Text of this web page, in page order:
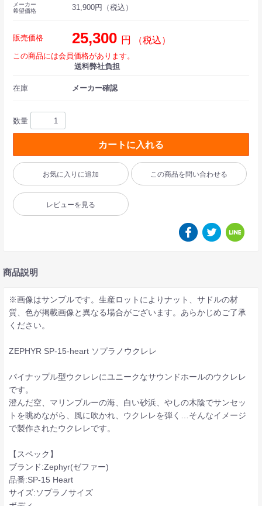
メーカー
希望価格
31,900円（税込）
販売価格 25,300 円 （税込）
この商品には会員価格があります。
送料弊社負担
在庫 メーカー確認
数量
カートに入れる
お気に入りに追加 この商品を問い合わせる
レビューを見る
商品説明
※画像はサンプルです。生産ロットによりナット、サドルの材
質、色が掲載画像と異なる場合がございます。あらかじめご了承
ください。
ZEPHYR SP-15-heart ソプラノウクレレ
パイナップル型ウクレレにユニークなサウンドホールのウクレレ
です。
澄んだ空、マリンブルーの海、白い砂浜、やしの木陰でサンセッ
トを眺めながら、風に吹かれ、ウクレレを弾く…そんなイメージ
で製作されたウクレレです。
【スペック】
ブランド:Zephyr(ゼファー)
品番:SP-15 Heart
サイズ:ソプラノサイズ